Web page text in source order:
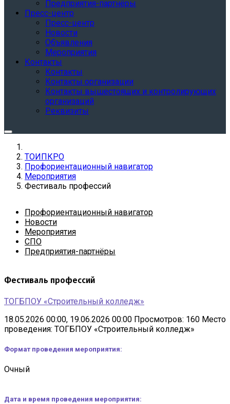
Предприятия-партнёры
Пресс-центр
Пресс-центр
Новости
Объявления
Мероприятия
Контакты
Контакты
Контакты организации
Контакты вышестоящих и контролирующих
организаций
Реквизиты
ТОИПКРО
Профориентационный навигатор
Мероприятия
Фестиваль профессий
Профориентационный навигатор
Новости
Мероприятия
СПО
Предприятия-партнёры
Фестиваль профессий
ТОГБПОУ «Строительный колледж»
18.05.2026 00:00, 19.06.2026 00:00 Просмотров: 160 Место
проведения: ТОГБПОУ «Строительный колледж»
Формат проведения мероприятия:
Очный
Дата и время проведения мероприятия: